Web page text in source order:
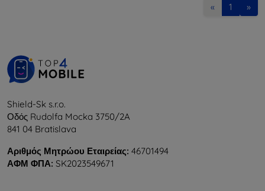
« 1 »
Shield-Sk s.r.o.
Οδός Rudolfa Mocka 3750/2A
841 04 Bratislava
Αριθμός Μητρώου Εταιρείας: 46701494
ΑΦΜ ΦΠΑ: SK2023549671